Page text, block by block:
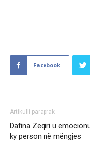
Facebook
Artikulli paraprak
Dafina Zeqiri u
ky person në mëngjes